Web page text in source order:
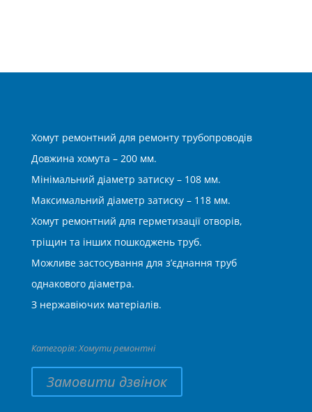
Хомут ремонтний для ремонту трубопроводів
Довжина хомута – 200 мм.
Мінімальний діаметр затиску – 108 мм.
Максимальний діаметр затиску – 118 мм.
Хомут ремонтний для герметизації отворів,
тріщин та інших пошкоджень труб.
Можливе застосування для з’єднання труб
однакового діаметра.
З нержавіючих матеріалів.
Категорія:Хомути ремонтні
Замовити дзвінок